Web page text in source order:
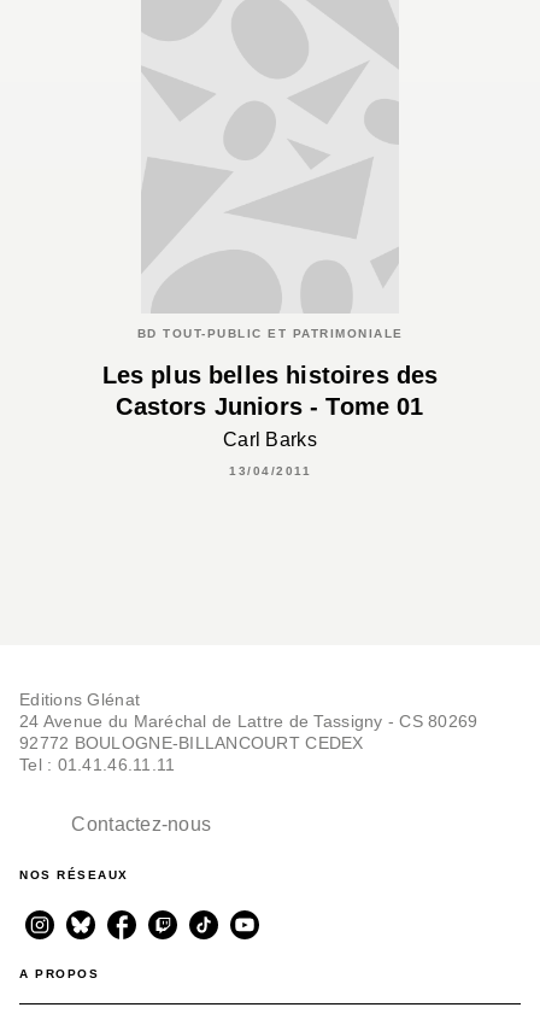
BD TOUT-PUBLIC ET PATRIMONIALE
Les plus belles histoires des
Castors Juniors - Tome 01
Carl Barks
13/04/2011
Editions Glénat
24 Avenue du Maréchal de Lattre de Tassigny - CS 80269
92772 BOULOGNE-BILLANCOURT CEDEX
Tel : 01.41.46.11.11
Contactez-nous
NOS RÉSEAUX
A PROPOS